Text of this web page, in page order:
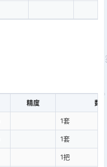
精度 数量
1套
1套
1把